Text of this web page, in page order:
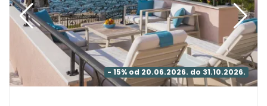
- 15% od 20.06.2026. do 31.10.2026.